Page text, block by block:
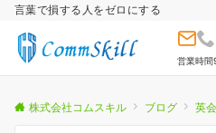
言葉で損する人をゼロにする
営業時
株式会社コムスキル ブログ 英